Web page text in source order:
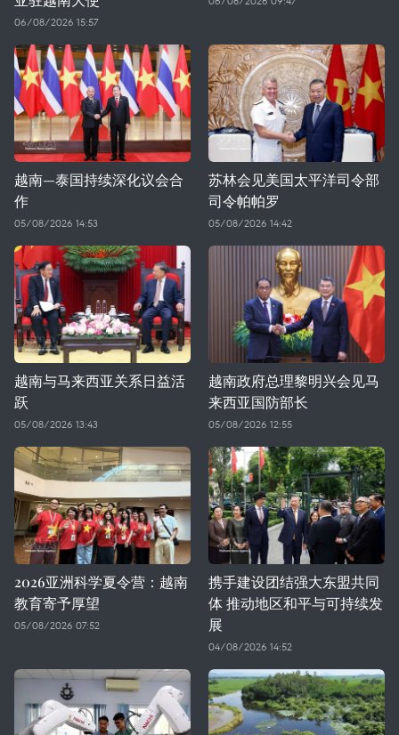
06/08/2026 15:57
越南—泰国持续深化议会合
作
05/08/2026 14:53
苏林会见美国太平洋司令部
司令帕帕罗
05/08/2026 14:42
越南与马来西亚关系日益活
跃
05/08/2026 13:43
越南政府总理黎明兴会见马
来西亚国防部长
05/08/2026 12:55
2026亚洲科学夏令营：越南
教育寄予厚望
05/08/2026 07:52
携手建设团结强大东盟共同
体 推动地区和平与可持续发
展
04/08/2026 14:52